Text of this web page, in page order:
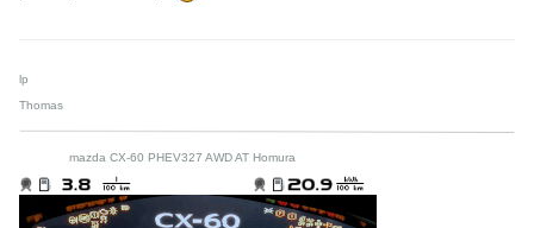
lp
Thomas
mazda CX-60 PHEV327 AWD AT Homura